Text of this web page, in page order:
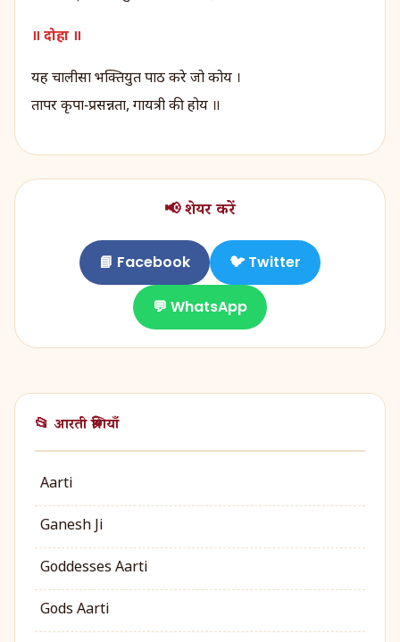
॥ दोहा ॥
यह चालीसा भक्तियुत पाठ करे जो कोय ।
तापर कृपा‑प्रसन्नता, गायत्री की होय ॥
📢 शेयर करें
📘 Facebook 🐦 Twitter
💬 WhatsApp
📂 आरती श्रेणियाँ
Aarti
Ganesh Ji
Goddesses Aarti
Gods Aarti